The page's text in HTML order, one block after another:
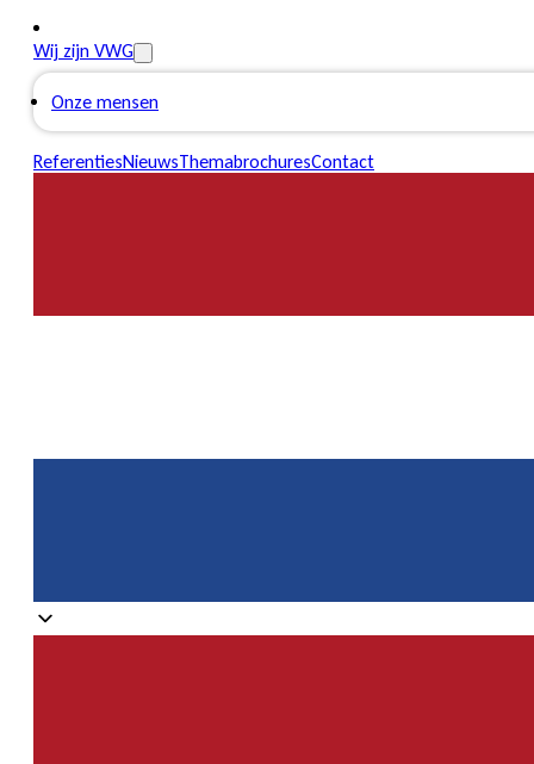
Wij zijn VWG
Onze mensen
ReferentiesNieuwsThemabrochuresContact